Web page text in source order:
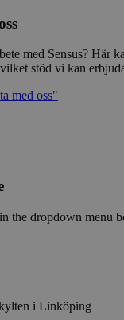
med Sensus? Här
stöd vi kan
med oss"
the dropdown menu
i Linköping